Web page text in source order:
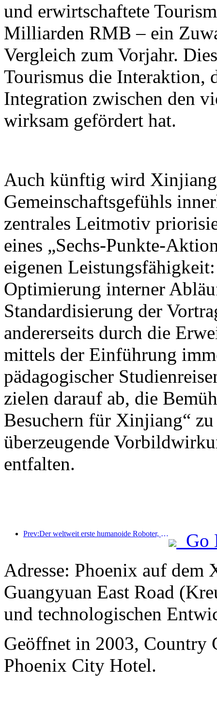
und erwirtschaftete
Milliarden RMB – ein
Vergleich zum Vorjahr.
Tourismus die Interaktion,
Integration zwischen den
wirksam gefördert hat.
Auch künftig wird Xinjiang
Gemeinschaftsgefühls
zentrales Leitmotiv
eines „Sechs-Punkte-
eigenen
Optimierung interner
Standardisierung der
andererseits durch die
mittels der Einführung
pädagogischer
zielen darauf ab, die
Besuchern für Xinjiang“
überzeugende
entfalten.
Prev:Der weltweit erste humanoide Roboter, der auf szenarienübergreifende Gastronomiedienstleistungen spezialisiert ist, wurde enthüllt.
Go
Adresse: Phoenix auf dem
Guangyuan East Road
und technologischen
Geöffnet in 2003, Country
Phoenix City Hotel.